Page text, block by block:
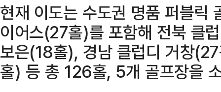
현재 이도는 수도권 명품 퍼블릭
이어스(27홀)를 포함해 전북 클
보은(18홀), 경남 클럽디 거창
홀) 등 총 126홀, 5개 골프장을